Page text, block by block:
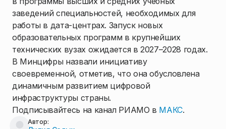
заведений специальностей, необходимых для
работы в дата-центрах. Запуск новых
образовательных программ в крупнейших
технических вузах ожидается в 2027–2028 годах.
В Минцифры назвали инициативу
своевременной, отметив, что она обусловлена
динамичным развитием цифровой
инфраструктуры страны.
Подписывайтесь на канал РИАМО в МАКС.
Автор: